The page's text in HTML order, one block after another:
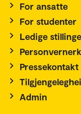
For ansatte
For studenter
Ledige
Pressekontakt
Admin